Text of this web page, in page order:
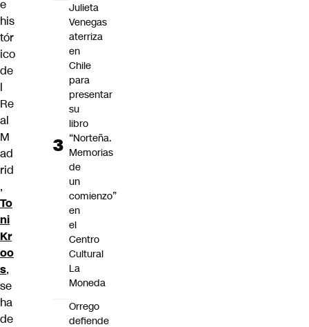
e
his
tór
ico
de
l
Re
al
M
ad
rid
,
To
ni
Kr
oo
s,
se
ha
de
Julieta
Venegas
aterriza
en
Chile
para
presentar
su
libro
“Norteña.
Memorias
de
un
comienzo”
en
el
Centro
Cultural
La
Moneda
Orrego
defiende